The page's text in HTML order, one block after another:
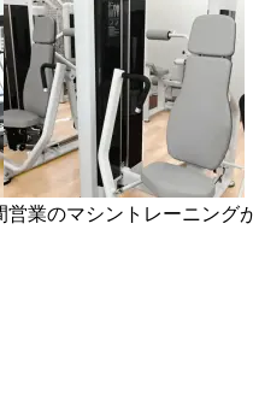
業のマシントレーニン